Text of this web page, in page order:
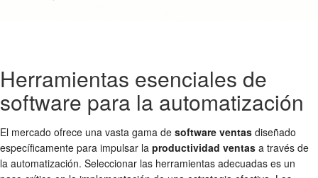
Herramientas esenciales de
software para la automatización
El mercado ofrece una vasta gama de software ventas diseñado
específicamente para impulsar la productividad ventas a través de
la automatización. Seleccionar las herramientas adecuadas es un